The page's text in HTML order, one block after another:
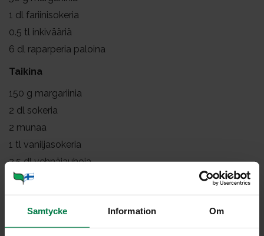
Samtycke Information Om
1 dl fariinisokeria
0.5 tl inkivääriä
6 dl raparperia paloina
Taikina
150 g margariinia
2 dl sokeria
2 munaa
1 tl vaniljasokeria
2.5dl vehnäjauhoja
tl leivinjauhetta
1tl inkivääriä
Mittaa irtopohjaisen kakkuvuoan pohjalle margariini